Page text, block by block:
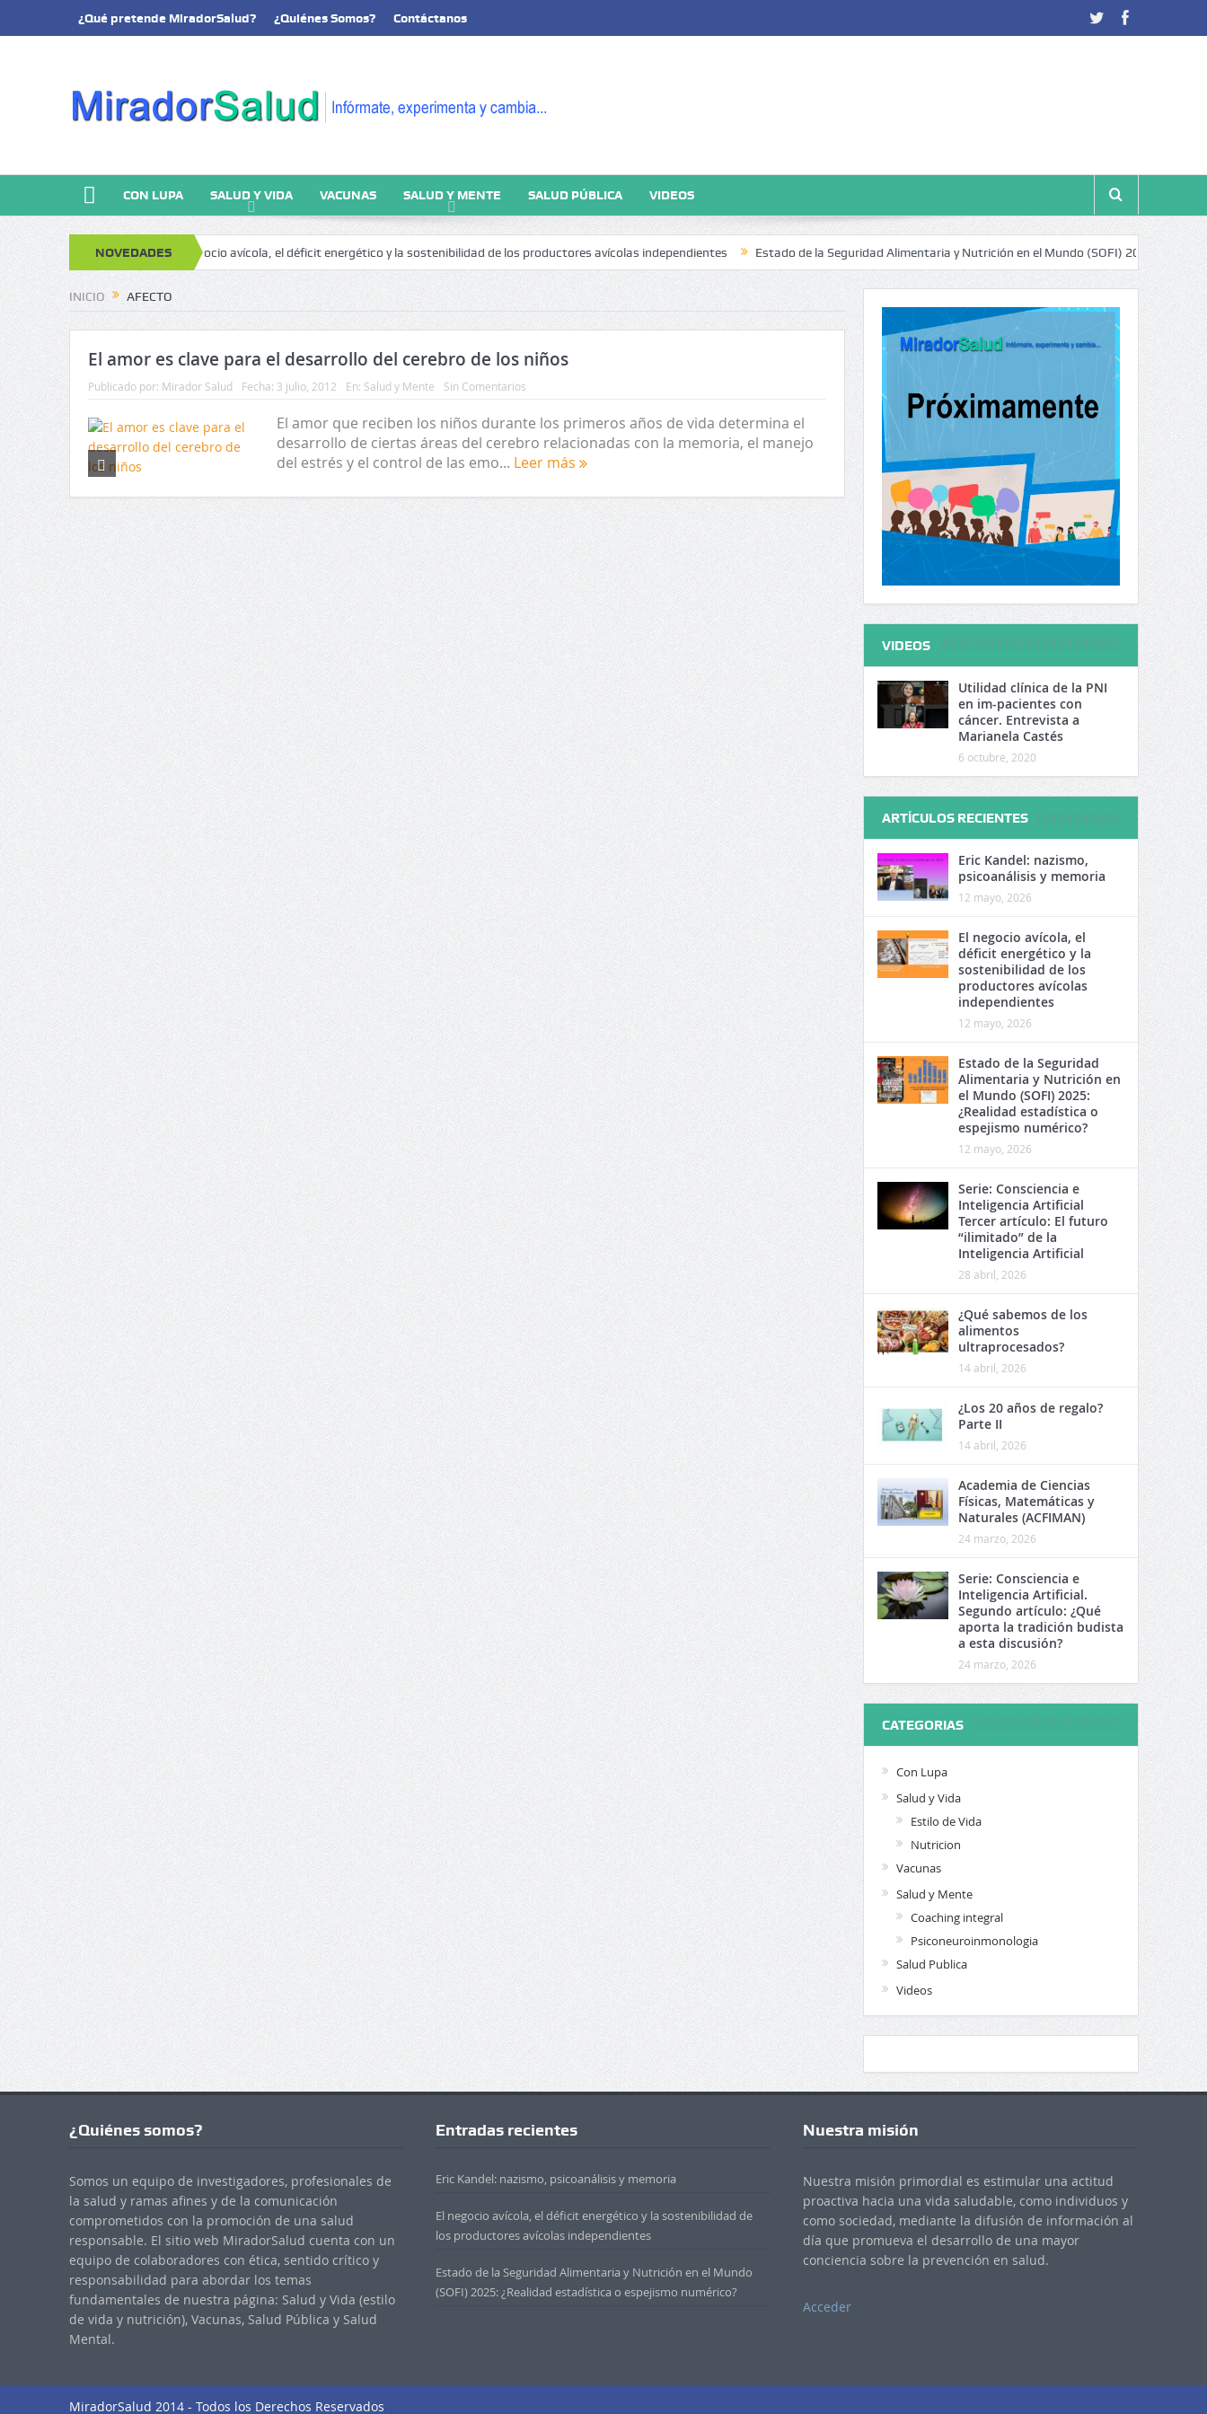
¿Qué pretende MiradorSalud? ¿Quiénes Somos? Contáctanos
CON LUPA SALUD Y VIDA VACUNAS SALUD Y MENTE SALUD PÚBLICA VIDEOS
NOVEDADES
y memoria El negocio avícola, el déficit energético y la sostenibilidad de los productores avícolas independientes Estado de la Seguridad Alimentaria y Nutrición en el Mundo (SOFI) 2025: ¿Realidad
INICIO AFECTO
El amor es clave para el desarrollo del cerebro de los niños
Publicado por: Mirador Salud Fecha: 3 julio, 2012 En: Salud y Mente Sin Comentarios
El amor que reciben los niños durante los primeros años de vida determina el
desarrollo de ciertas áreas del cerebro relacionadas con la memoria, el manejo
del estrés y el control de las emo... Leer más
VIDEOS
Utilidad clínica de la PNI
en im-pacientes con
cáncer. Entrevista a
Marianela Castés
6 octubre, 2020
ARTÍCULOS RECIENTES
Eric Kandel: nazismo,
psicoanálisis y memoria
12 mayo, 2026
El negocio avícola, el
déficit energético y la
sostenibilidad de los
productores avícolas
independientes
12 mayo, 2026
Estado de la Seguridad
Alimentaria y Nutrición en
el Mundo (SOFI) 2025:
¿Realidad estadística o
espejismo numérico?
12 mayo, 2026
Serie: Consciencia e
Inteligencia Artificial
Tercer artículo: El futuro
“ilimitado” de la
Inteligencia Artificial
28 abril, 2026
¿Qué sabemos de los
alimentos
ultraprocesados?
14 abril, 2026
¿Los 20 años de regalo?
Parte II
14 abril, 2026
Academia de Ciencias
Físicas, Matemáticas y
Naturales (ACFIMAN)
24 marzo, 2026
Serie: Consciencia e
Inteligencia Artificial.
Segundo artículo: ¿Qué
aporta la tradición budista
a esta discusión?
24 marzo, 2026
CATEGORIAS
Con Lupa
Salud y Vida
Estilo de Vida
Nutricion
Vacunas
Salud y Mente
Coaching integral
Psiconeuroinmonologia
Salud Publica
Videos
¿Quiénes somos?
Somos un equipo de investigadores, profesionales de
la salud y ramas afines y de la comunicación
comprometidos con la promoción de una salud
responsable. El sitio web MiradorSalud cuenta con un
equipo de colaboradores con ética, sentido crítico y
responsabilidad para abordar los temas
fundamentales de nuestra página: Salud y Vida (estilo
de vida y nutrición), Vacunas, Salud Pública y Salud
Mental.
Entradas recientes
Eric Kandel: nazismo, psicoanálisis y memoria
El negocio avícola, el déficit energético y la sostenibilidad de
los productores avícolas independientes
Estado de la Seguridad Alimentaria y Nutrición en el Mundo
(SOFI) 2025: ¿Realidad estadística o espejismo numérico?
Nuestra misión
Nuestra misión primordial es estimular una actitud
proactiva hacia una vida saludable, como individuos y
como sociedad, mediante la difusión de información al
día que promueva el desarrollo de una mayor
conciencia sobre la prevención en salud.
Acceder
MiradorSalud 2014 - Todos los Derechos Reservados